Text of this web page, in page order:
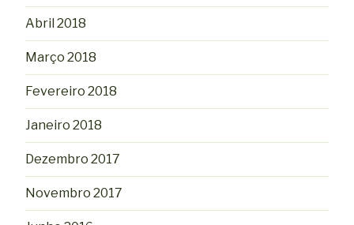
Abril 2018
Março 2018
Fevereiro 2018
Janeiro 2018
Dezembro 2017
Novembro 2017